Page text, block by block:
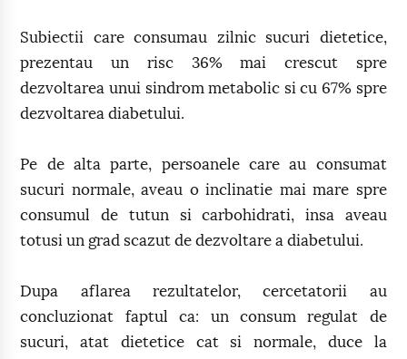
Subiectii care consumau zilnic sucuri dietetice,
prezentau un risc 36% mai crescut spre
dezvoltarea unui sindrom metabolic si cu 67% spre
dezvoltarea diabetului.
Pe de alta parte, persoanele care au consumat
sucuri normale, aveau o inclinatie mai mare spre
consumul de tutun si carbohidrati, insa aveau
totusi un grad scazut de dezvoltare a diabetului.
Dupa aflarea rezultatelor, cercetatorii au
concluzionat faptul ca: un consum regulat de
sucuri, atat dietetice cat si normale, duce la